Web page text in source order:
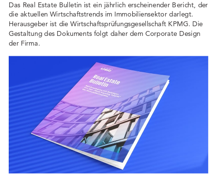
Das Real Estate Bulletin ist ein jährlich erscheinender Bericht, der
die aktuellen Wirtschaftstrends im Immobiliensektor darlegt.
Herausgeber ist die Wirtschaftsprüfungsgesellschaft KPMG. Die
Gestaltung des Dokuments folgt daher dem Corporate Design
der Firma.